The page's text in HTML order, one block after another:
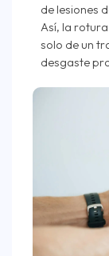
de lesiones
Así, la
solo de un
desgaste